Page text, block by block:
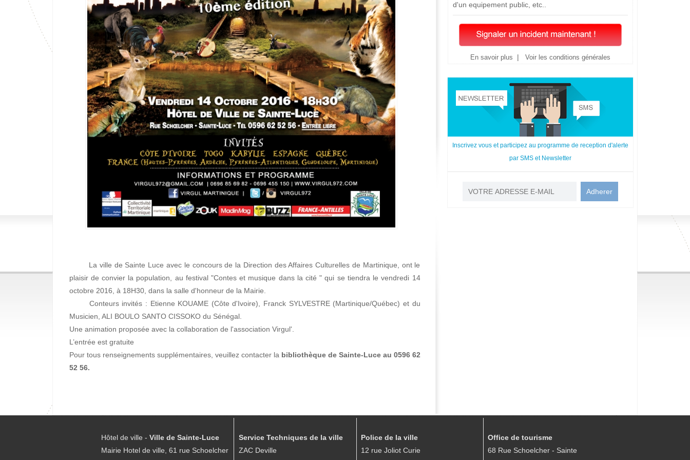
La ville de Sainte Luce avec le concours de la Direction des Affaires Culturelles de Martinique, ont le
plaisir de convier la population, au festival "Contes et musique dans la cité " qui se tiendra le vendredi 14
octobre 2016, à 18H30, dans la salle d'honneur de la Mairie.
Conteurs invités : Etienne KOUAME (Côte d'Ivoire), Franck SYLVESTRE (Martinique/Québec) et du
Musicien, ALI BOULO SANTO CISSOKO du Sénégal.
Une animation proposée avec la collaboration de l'association Virgul'.
L’entrée est gratuite
Pour tous renseignements supplémentaires, veuillez contacter la bibliothèque de Sainte-Luce au 0596 62
52 56.
d'un equipement public, etc..
En savoir plus | Voir les conditions générales
Inscrivez vous et participez au programme de reception d'alerte
par SMS et Newsletter
Hôtel de ville - Ville de Sainte-Luce
Mairie Hotel de ville, 61 rue Schoelcher
Service Techniques de la ville
ZAC Deville
Police de la ville
12 rue Joliot Curie
Office de tourisme
68 Rue Schoelcher - Sainte